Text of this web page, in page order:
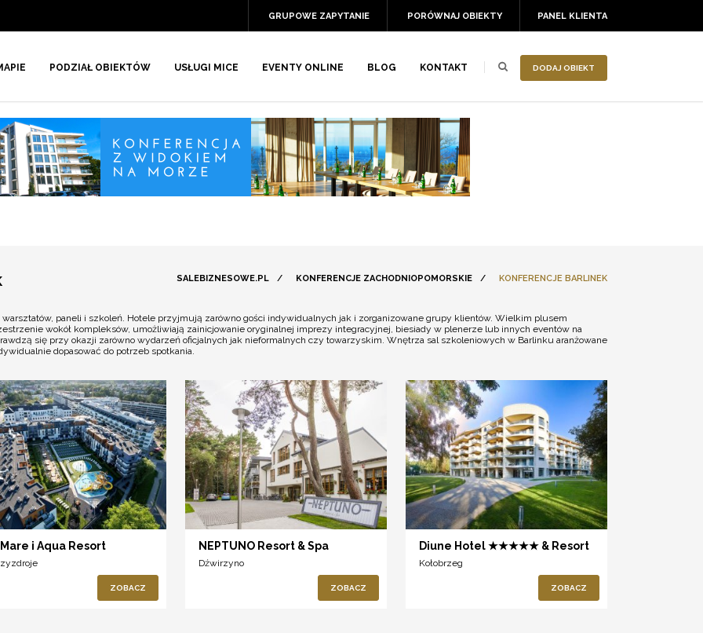
PANEL KLIENTA
PORÓWNAJ OBIEKTY
GRUPOWE ZAPYTANIE
DODAJ OBIEKT
PODZIAŁ OBIEKTÓW USŁUGI MICE EVENTY ONLINE BLOG KONTAKT
SALEBIZNESOWE.PL / KONFERENCJE ZACHODNIOPOMORSKIE / KONFERENCJE BARLINEK
paneli i szkoleń. Hotele przyjmują zarówno gości indywidualnych jak i zorganizowane grupy klientów. Wielkim plusem
wokół kompleksów, umożliwiają zainicjowanie oryginalnej imprezy integracyjnej, biesiady w plenerze lub innych eventów na
się przy okazji zarówno wydarzeń oficjalnych jak nieformalnych czy towarzyskim. Wnętrza sal szkoleniowych w Barlinku aranżowane
dopasować do potrzeb spotkania.
i Aqua Resort
ZOBACZ
NEPTUNO Resort & Spa
Dźwirzyno
ZOBACZ
Diune Hotel ★★★★★ & Resort
Kołobrzeg
ZOBACZ